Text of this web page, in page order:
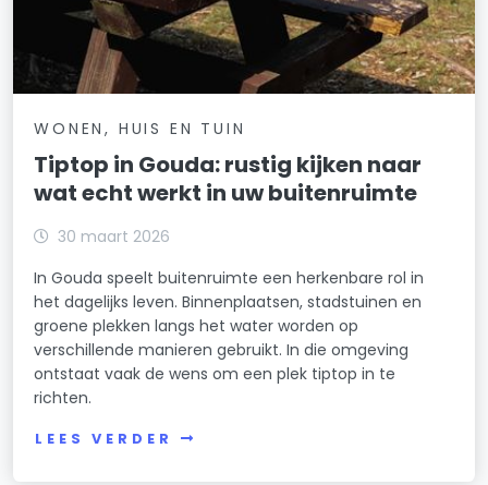
WONEN, HUIS EN TUIN
Tiptop in Gouda: rustig kijken naar
wat echt werkt in uw buitenruimte
30 maart 2026
In Gouda speelt buitenruimte een herkenbare rol in
het dagelijks leven. Binnenplaatsen, stadstuinen en
groene plekken langs het water worden op
verschillende manieren gebruikt. In die omgeving
ontstaat vaak de wens om een plek tiptop in te
richten.
LEES VERDER